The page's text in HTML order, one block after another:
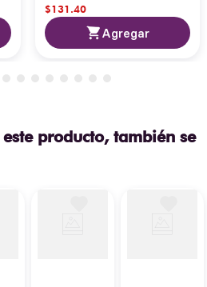
$131.40
Agregar
producto, también se